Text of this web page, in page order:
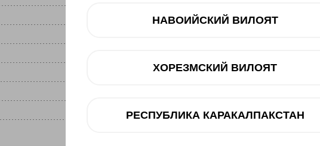
USB-C
НАВОИЙСКИЙ ВИЛОЯТ
ХОРЕЗМСКИЙ ВИЛОЯТ
РЕСПУБЛИКА КАРАКАЛПАКСТАН